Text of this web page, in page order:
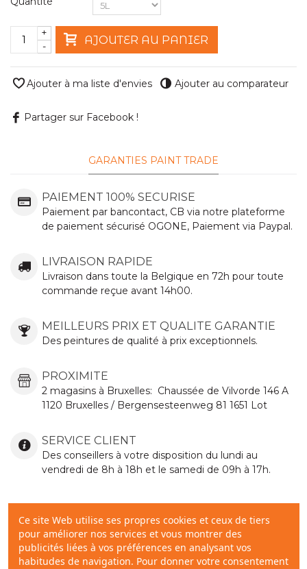
-
+ AJOUTER AU PANIER
Ajouter à ma liste d'envies Ajouter au comparateur
Partager sur Facebook !
GARANTIES PAINT TRADE
PAIEMENT 100% SECURISE
Paiement par bancontact, CB via notre plateforme
de paiement sécurisé OGONE, Paiement via Paypal.
LIVRAISON RAPIDE
Livraison dans toute la Belgique en 72h pour toute
commande reçue avant 14h00.
MEILLEURS PRIX ET QUALITE GARANTIE
Des peintures de qualité à prix exceptionnels.
PROXIMITE
2 magasins à Bruxelles: Chaussée de Vilvorde 146 A
1120 Bruxelles / Bergensesteenweg 81 1651 Lot
SERVICE CLIENT
Des conseillers à votre disposition du lundi au
vendredi de 8h à 18h et le samedi de 09h à 17h.
Ce site Web utilise ses propres cookies et ceux de tiers
pour améliorer nos services et vous montrer des
publicités liées à vos préférences en analysant vos
habitudes de navigation. Pour donner votre consentement